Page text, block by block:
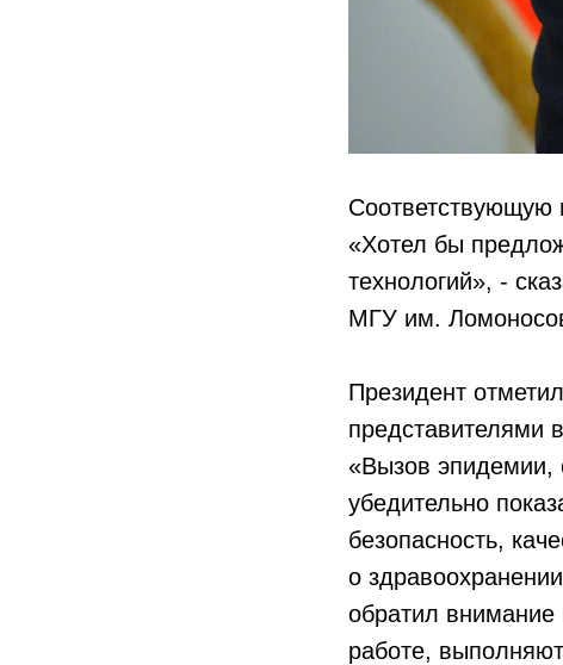
Соответствующую
«Хотел бы
технологий», -
МГУ им.
Президент
представителями
«Вызов эпидемии,
убедительно
безопасность,
о
обратил внимание
работе,